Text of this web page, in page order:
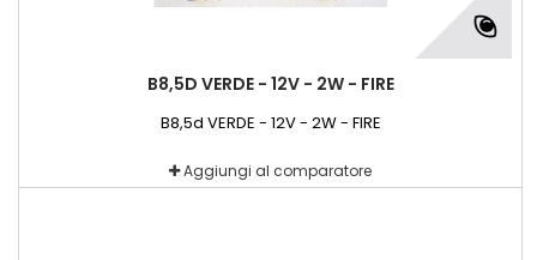
B8,5D VERDE - 12V - 2W - FIRE
B8,5d VERDE - 12V - 2W - FIRE
Aggiungi al comparatore